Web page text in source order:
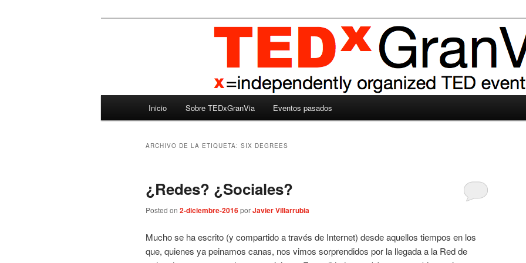
TEDxGranVia
Madrid – España – Spain
Inicio Sobre TEDxGranVia Eventos pasados
ARCHIVO DE LA ETIQUETA: SIX DEGREES
¿Redes? ¿Sociales?
Posted on 2-diciembre-2016porJavier Villarrubia
Mucho se ha escrito (y compartido a través de Internet) desde aquellos tiempos en los
que, quienes ya peinamos canas, nos vimos sorprendidos por la llegada a la Red de